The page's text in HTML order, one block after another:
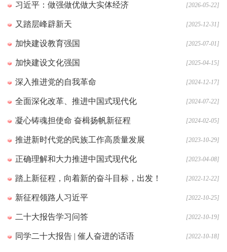
习近平：做强做优做大实体经济 [2026-05-22]
又踏层峰辟新天 [2025-12-31]
加快建设教育强国 [2025-07-01]
加快建设文化强国 [2025-04-15]
深入推进党的自我革命 [2024-12-17]
全面深化改革、推进中国式现代化 [2024-07-22]
凝心铸魂担使命 奋楫扬帆新征程 [2024-02-05]
推进新时代党的民族工作高质量发展 [2023-10-29]
正确理解和大力推进中国式现代化 [2023-04-08]
踏上新征程，向着新的奋斗目标，出发！ [2022-12-22]
新征程领路人习近平 [2022-10-25]
二十大报告学习问答 [2022-10-19]
同学二十大报告 | 催人奋进的话语 [2022-10-18]